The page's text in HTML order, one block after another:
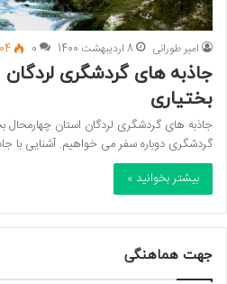
امیر طورانی 8 اردیبهشت 1400 0
جاذبه های گردشگری
بختیاری
جاذبه های گردشگری لردگان استان چهارمحال
گردشگری دوباره سفر می خواهیم. آشنایی با
بیشتر بخوانید »
جهت هماهنگی